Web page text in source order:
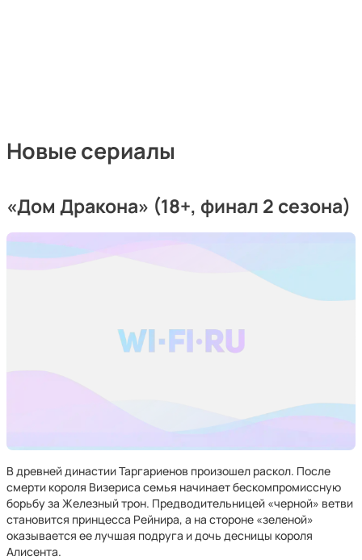
Новые сериалы
«Дом Дракона» (18+, финал 2 сезона)
В древней династии Таргариенов произошел раскол. После
смерти короля Визериса семья начинает бескомпромиссную
борьбу за Железный трон. Предводительницей «черной» ветви
становится принцесса Рейнира, а на стороне «зеленой»
оказывается ее лучшая подруга и дочь десницы короля
Алисента.